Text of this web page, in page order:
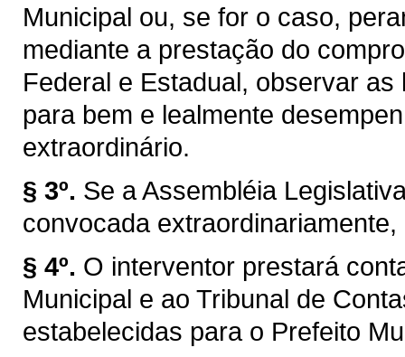
Municipal ou, se for o caso,
mediante a prestação do
Federal e Estadual, observar
para bem e lealmente
extraordinário.
§ 3º. Se a Assembléia
convocada
§ 4º. O interventor prestará
Municipal e ao Tribunal de
estabelecidas para o Prefeito